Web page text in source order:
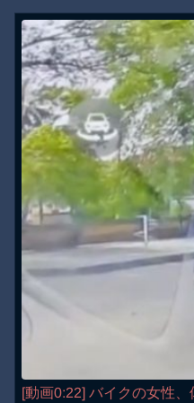
[動画0:22] バイクの女性